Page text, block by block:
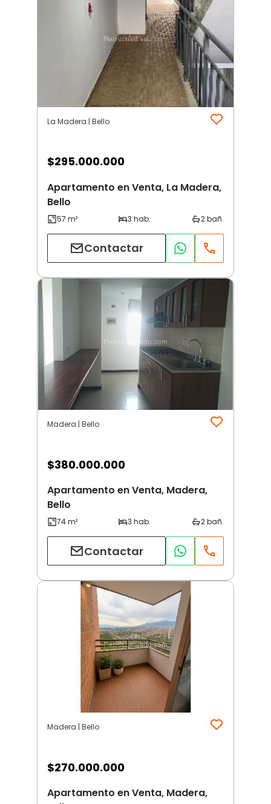
La Madera | Bello
$295.000.000
Apartamento en Venta, La Madera,
Bello
Contactar
Madera | Bello
$380.000.000
Apartamento en Venta, Madera,
Bello
Contactar
Madera | Bello
$270.000.000
Apartamento en Venta, Madera,